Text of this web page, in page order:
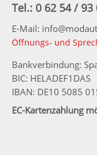
Tel.: 0 62 54 / 93
E-Mail:
Öffnungs- und
Bankverbindung:
BIC: HELADEF1DAS
IBAN: DE10 5085
EC-Kartenzahlung